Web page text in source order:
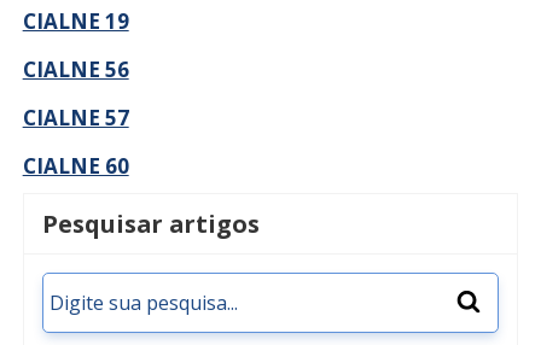
CIALNE 19
CIALNE 56
CIALNE 57
CIALNE 60
Pesquisar artigos